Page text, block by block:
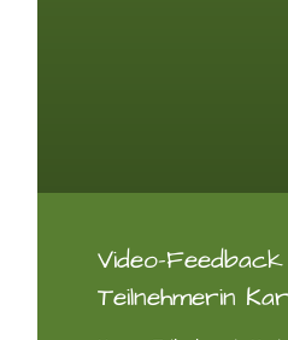
Video-
Teilnehmerin